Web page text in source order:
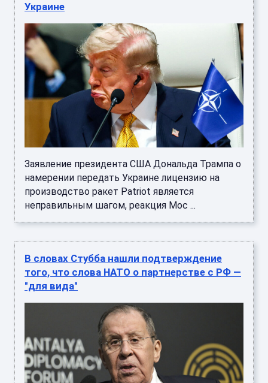
Украине
Заявление президента США Дональда Трампа о
намерении передать Украине лицензию на
производство ракет Patriot является
неправильным шагом, реакция Мос ...
В словах Стубба нашли подтверждение
того, что слова НАТО о партнерстве с РФ —
"для вида"